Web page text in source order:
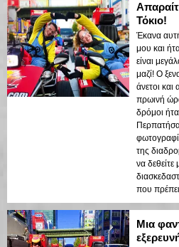
Τόκιο!
Έκανα
μου και
είναι
μαζί! Ο
άνετοι
πρωινή
δρόμοι
της
να δεθείτε
που
Μια